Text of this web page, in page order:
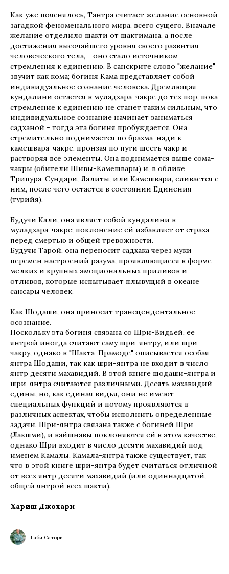
Как уже пояснялось, Тантра считает желание основной
загадкой феноменального мира, всего сущего. Вначале
желание отделило шакти от шактимана, а после
достижения высочайшего уровня своего развития -
человеческого тела, - оно стало источником
стремления к единению. В санскрите слово "желание"
звучит как кома; богиня Кама представляет собой
индивидуальное сознание человека. Дремлющая
кундалини остается в муладхара-чакре до тех пор, пока
стремление к единению не станет таким сильным, что
индивидуальное сознание начинает заниматься
садханой - тогда эта богиня пробуждается. Она
стремительно поднимается по брахма-нади к
камешвара-чакре, пронзая по пути шесть чакр и
растворяя все элементы. Она поднимается выше сома-
чакры (обители Шивы-Камешвары) и, в облике
Трипура-Сундари, Лалиты, или Камешвари, сливается с
ним, после чего остается в состоянии Единения
(турийя).
Будучи Кали, она являет собой кундалини в
муладхара-чакре; поклонение ей избавляет от страха
перед смертью и общей тревожности.
Будучи Тарой, она переносит садхака через муки
перемен настроений разума, проявляющиеся в форме
мелких и крупных эмоциональных приливов и
отливов, которые испытывает плывущий в океане
сансары человек.
Как Шодаши, она приносит трансцендентальное
осознание.
Поскольку эта богиня связана со Шри-Видьей, ее
янтрой иногда считают саму шри-янтру, или шри-
чакру, однако в "Шакта-Прамоде" описывается особая
янтра Шодаши, так как шри-янтра не входит в число
янтр десяти махавидий. В этой книге шодаши-янтра и
шри-янтра считаются различными. Десять махавидий
едины, но, как единая видья, они не имеют
специальных функций и потому проявляются в
различных аспектах, чтобы исполнить определенные
задачи. Шри-янтра связана также с богиней Шри
(Лакшми), и вайшнавы поклоняются ей в этом качестве,
однако Шри входит в число десяти махавидий под
именем Камалы. Камала-янтра также существует, так
что в этой книге шри-янтра будет считаться отличной
от всех янтр десяти махавидий (или одиннадцатой,
общей янтрой всех шакти).
Хариш Джохари
Габи Сатори